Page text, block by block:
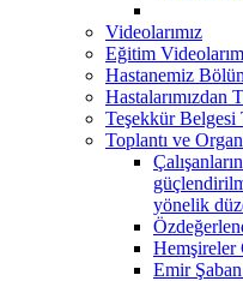
Videolarımız
Eğitim
Hastanemiz
Hastalarımızdan
Teşekkür Belgesi
Toplantı ve
yönelik
Emir